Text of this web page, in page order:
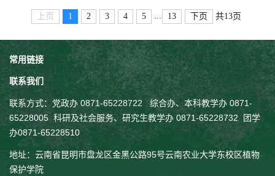
上页 1 2 3 4 5 ... 13 下页 共13页
常用链接
联系我们
联系方式：党政办 0871-65228722 综合办、本科教学办 0871-
65228005科研及社会服务、研究生教学办 0871-65228732 团学
办0871-65228510
地址：云南省昆明市盘龙区金黑公路95号云南农业大学东校区植物
保护学院